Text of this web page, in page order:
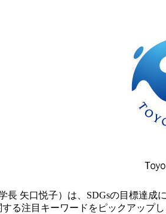
長 矢口悦子）は、SDGsの目標達成
する注目キーワードをピックアップ